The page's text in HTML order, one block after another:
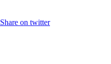
Share on twitter